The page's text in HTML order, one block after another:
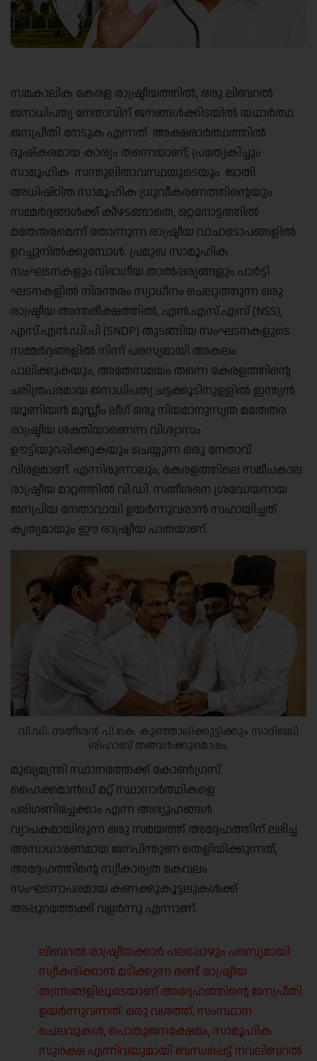
സമകാലിക കേരള രാഷ്ട്രീയത്തിൽ, ഒരു ലിബറൽ
ജനാധിപത്യ നേതാവിന് ജനങ്ങൾക്കിടയിൽ യഥാർത്ഥ
ജനപ്രീതി നേടുക എന്നത് അക്ഷരാർത്ഥത്തിൽ
ദുഷ്കരമായ കാര്യം തന്നെയാണ്; പ്രത്യേകിച്ചും
സാമൂഹിക സന്തുലിതാവസ്ഥയുടെയും ജാതി
അധിഷ്ഠിത സാമൂഹിക ധ്രുവീകരണത്തിന്റെയും
സമ്മർദ്ദങ്ങൾക്ക് കീഴടങ്ങാതെ, ഒറ്റനോട്ടത്തിൽ
മതേതരമെന്ന് തോന്നുന്ന രാഷ്ട്രീയ വാചാടോപങ്ങളിൽ
ഉറച്ചുനിൽക്കുമ്പോൾ. പ്രമുഖ സാമൂഹിക
സംഘടനകളും വിഭാഗീയ താൽപ്പര്യങ്ങളും പാർട്ടി
ഘടനകളിൽ നിരന്തരം സ്വാധീനം ചെലുത്തുന്ന ഒരു
രാഷ്ട്രീയ അന്തരീക്ഷത്തിൽ, എൻ.എസ്.എസ് (NSS),
എസ്.എൻ.ഡി.പി (SNDP) തുടങ്ങിയ സംഘടനകളുടെ
സമ്മർദ്ദങ്ങളിൽ നിന്ന് പരസ്യമായി അകലം
പാലിക്കുകയും, അതേസമയം തന്നെ കേരളത്തിന്റെ
ചരിത്രപരമായ ജനാധിപത്യ ചട്ടക്കൂടിനുള്ളിൽ ഇന്ത്യൻ
യൂണിയൻ മുസ്ലീം ലീഗ് ഒരു നിയമാനുസൃത മതേതര
രാഷ്ട്രീയ ശക്തിയാണെന്ന വിശ്വാസം
ഊട്ടിയുറപ്പിക്കുകയും ചെയ്യുന്ന ഒരു നേതാവ്
വിരളമാണ്. എന്നിരുന്നാലും, കേരളത്തിലെ സമീപകാല
രാഷ്ട്രീയ മാറ്റത്തിൽ വി.ഡി. സതീശനെ ശ്രദ്ധേയനായ
ജനപ്രിയ നേതാവായി ഉയർന്നുവരാൻ സഹായിച്ചത്
കൃത്യമായും ഈ രാഷ്ട്രീയ പാതയാണ്.
വി.ഡി. സതീശന്‍ പി.കെ. കുഞ്ഞാലിക്കുട്ടിക്കും സാദിഖലി
ശിഹാബ് തങ്ങള്‍ക്കുമൊപ്പം.
മുഖ്യമന്ത്രി സ്ഥാനത്തേക്ക് കോൺഗ്രസ്
ഹൈക്കമാൻഡ് മറ്റ് സ്ഥാനാർത്ഥികളെ
പരിഗണിച്ചേക്കാം എന്ന അഭ്യൂഹങ്ങൾ
വ്യാപകമായിരുന്ന ഒരു സമയത്ത് അദ്ദേഹത്തിന് ലഭിച്ച
അസാധാരണമായ ജനപിന്തുണ തെളിയിക്കുന്നത്,
അദ്ദേഹത്തിന്റെ സ്വീകാര്യത കേവലം
സംഘടനാപരമായ കണക്കുകൂട്ടലുകൾക്ക്
അപ്പുറത്തേക്ക് വളർന്നു എന്നാണ്.
ലിബറൽ രാഷ്ട്രീയക്കാർ പലപ്പോഴും പരസ്യമായി
സ്വീകരിക്കാൻ മടിക്കുന്ന രണ്ട് രാഷ്ട്രീയ
തന്ത്രങ്ങളിലൂടെയാണ് അദ്ദേഹത്തിന്റെ ജനപ്രീതി
ഉയർന്നുവന്നത്. ഒരു വശത്ത്, സംസ്ഥാന
ചെലവുകൾ, പൊതുജനക്ഷേമം, സാമൂഹിക
സുരക്ഷ എന്നിവയുമായി ബന്ധപ്പെട്ട് നവലിബറൽ